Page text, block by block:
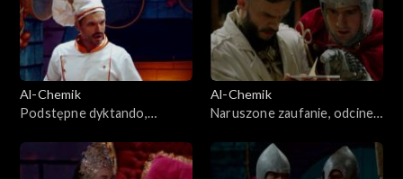
Al-Chemik
Podstępne dyktando,
Al-Chemik
Naruszone zaufanie, odcinek